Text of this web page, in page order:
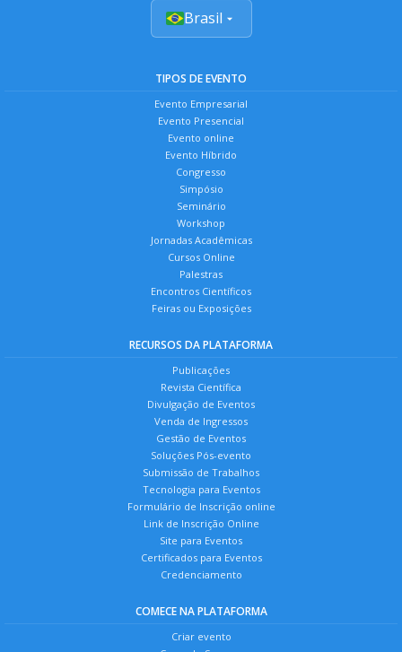
Brasil
TIPOS DE EVENTO
Evento Empresarial
Evento Presencial
Evento online
Evento Híbrido
Congresso
Simpósio
Seminário
Workshop
Jornadas Acadêmicas
Cursos Online
Palestras
Encontros Científicos
Feiras ou Exposições
RECURSOS DA PLATAFORMA
Publicações
Revista Científica
Divulgação de Eventos
Venda de Ingressos
Gestão de Eventos
Soluções Pós-evento
Submissão de Trabalhos
Tecnologia para Eventos
Formulário de Inscrição online
Link de Inscrição Online
Site para Eventos
Certificados para Eventos
Credenciamento
COMECE NA PLATAFORMA
Criar evento